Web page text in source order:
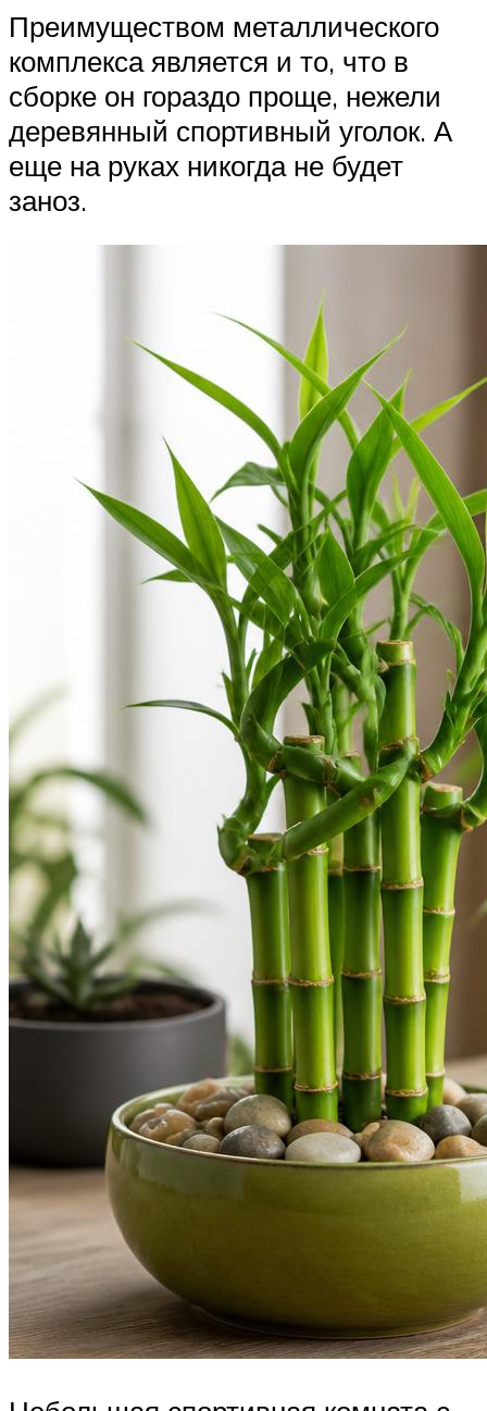
Преимуществом металлического
комплекса является и то, что в
сборке он гораздо проще, нежели
деревянный спортивный уголок. А
еще на руках никогда не будет
заноз.